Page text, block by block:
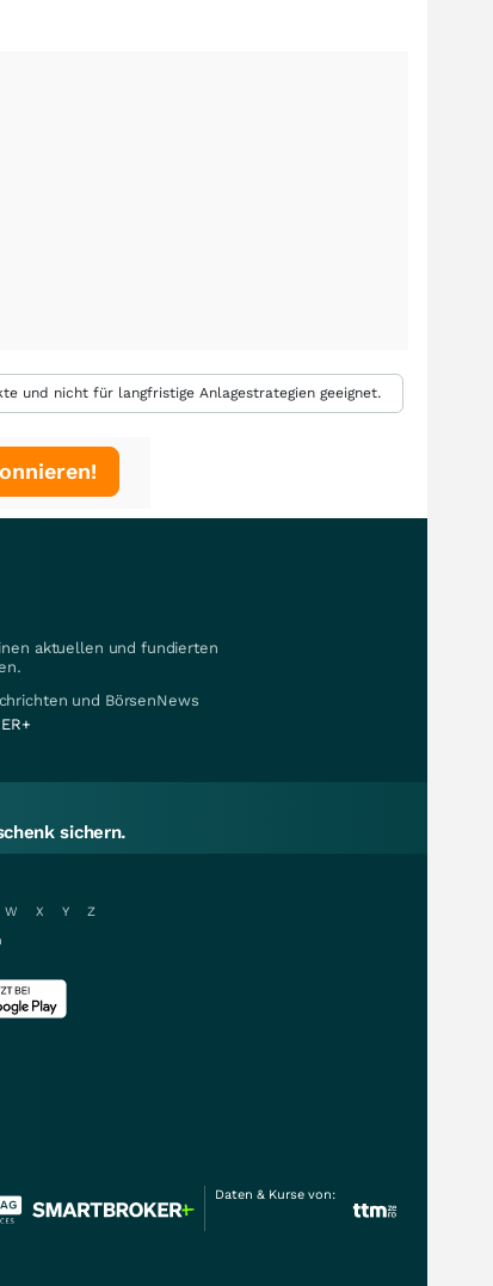
und nicht für langfristige Anlagestrategien geeignet.
aktuellen und fundierten
und BörsenNews
sichern.
W X Y
Z
Daten & Kurse von: